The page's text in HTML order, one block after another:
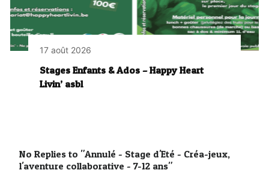
17 août 2026
Stages Enfants & Ados – Happy Heart
Livin’ asbl
No Replies to "Annulé - Stage d'Eté - Créa-jeux,
l'aventure collaborative - 7-12 ans"